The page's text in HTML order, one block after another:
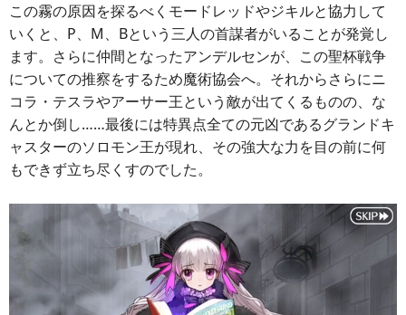
この霧の原因を探るべくモードレッドやジキルと協力して
いくと、P、M、Bという三人の首謀者がいることが発覚し
ます。さらに仲間となったアンデルセンが、この聖杯戦争
についての推察をするため魔術協会へ。それからさらにニ
コラ・テスラやアーサー王という敵が出てくるものの、な
んとか倒し……最後には特異点全ての元凶であるグランドキ
ャスターのソロモン王が現れ、その強大な力を目の前に何
もできず立ち尽くすのでした。